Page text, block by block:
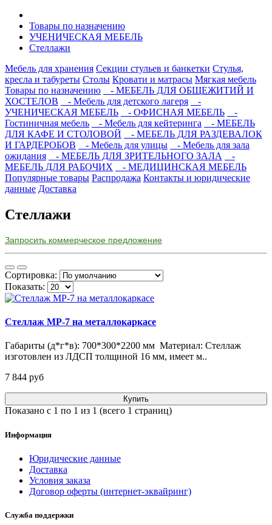
Товары по назначению
УЧЕНИЧЕСКАЯ МЕБЕЛЬ
Стеллажи
Мебель для хранения Секции стульев и банкетки Стулья,
кресла и табуреты Столы Кровати и матрасы Мягкая мебель
Товары по назначению
- МЕБЕЛЬ ДЛЯ ОБЩЕЖИТИЙ И
ХОСТЕЛОВ
- Мебель для детского лагеря
-
УЧЕНИЧЕСКАЯ МЕБЕЛЬ
- ОФИСНАЯ МЕБЕЛЬ
-
Гостиничная мебель
- Мебель для кейтеринга
- МЕБЕЛЬ
ДЛЯ КАФЕ И СТОЛОВОЙ
- МЕБЕЛЬ ДЛЯ РАЗДЕВАЛОК
И ГАРДЕРОБОВ
- Мебель для улицы
- Мебель для зала
ожидания
- МЕБЕЛЬ ДЛЯ ЗРИТЕЛЬНОГО ЗАЛА
-
МЕБЕЛЬ ДЛЯ РАБОЧИХ
- МЕДИЦИНСКАЯ МЕБЕЛЬ
Популярные товары Распродажа Контакты и юридические
данные Доставка
Стеллажи
Запросить коммерческое предложение
Сортировка:
Показать:
Стеллаж МР-7 на металлокаркасе
Габариты (д*г*в): 700*300*2200 мм Материал: Стеллаж
изготовлен из ЛДСП толщиной 16 мм, имеет м..
7 844 pуб
Купить
Показано с 1 по 1 из 1 (всего 1 страниц)
Информация
Юридические данные
Доставка
Условия заказа
Договор оферты (интернет-эквайринг)
Служба поддержки